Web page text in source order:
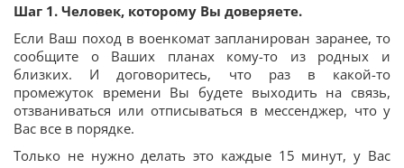
Шаг 1. Человек, которому Вы доверяете.
Если Ваш поход в военкомат запланирован заранее, то
сообщите о Ваших планах кому-то из родных и
близких. И договоритесь, что раз в какой-то
промежуток времени Вы будете выходить на связь,
отзваниваться или отписываться в мессенджер, что у
Вас все в порядке.
Только не нужно делать это каждые 15 минут, у Вас